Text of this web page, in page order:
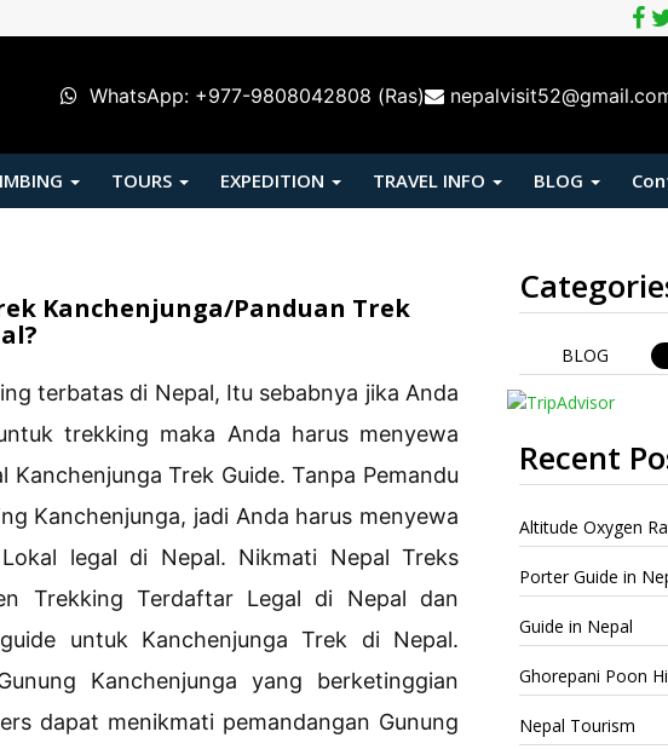
WhatsApp: +977-9808042808 (Ras)
TOURS EXPEDITION TRAVEL INFO BLOG
Kanchenjunga/Panduan Trek
terbatas di Nepal, Itu sebabnya jika Anda
trekking maka Anda harus menyewa
Trek Guide. Tanpa Pemandu
Kanchenjunga, jadi Anda harus menyewa
legal di Nepal. Nikmati Nepal Treks
Trekking Terdaftar Legal di Nepal dan
untuk Kanchenjunga Trek di Nepal.
Kanchenjunga yang berketinggian
dapat menikmati pemandangan Gunung
BLOG
Recent
Altitude Oxygen
Porter Guide in
Guide in Nepal
Ghorepani Poon
Nepal Tourism